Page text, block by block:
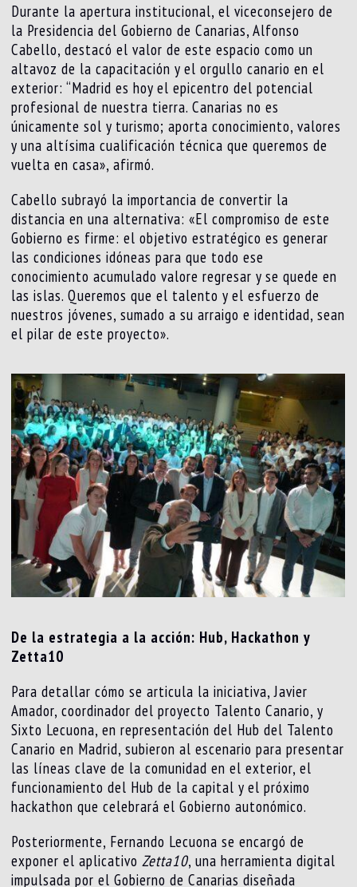
Durante la apertura institucional, el viceconsejero de
la Presidencia del Gobierno de Canarias, Alfonso
Cabello, destacó el valor de este espacio como un
altavoz de la capacitación y el orgullo canario en el
exterior: “Madrid es hoy el epicentro del potencial
profesional de nuestra tierra. Canarias no es
únicamente sol y turismo; aporta conocimiento, valores
y una altísima cualificación técnica que queremos de
vuelta en casa», afirmó.
Cabello subrayó la importancia de convertir la
distancia en una alternativa: «El compromiso de este
Gobierno es firme: el objetivo estratégico es generar
las condiciones idóneas para que todo ese
conocimiento acumulado valore regresar y se quede en
las islas. Queremos que el talento y el esfuerzo de
nuestros jóvenes, sumado a su arraigo e identidad, sean
el pilar de este proyecto».
De la estrategia a la acción: Hub, Hackathon y
Zetta10
Para detallar cómo se articula la iniciativa, Javier
Amador, coordinador del proyecto Talento Canario, y
Sixto Lecuona, en representación del Hub del Talento
Canario en Madrid, subieron al escenario para presentar
las líneas clave de la comunidad en el exterior, el
funcionamiento del Hub de la capital y el próximo
hackathon que celebrará el Gobierno autonómico.
Posteriormente, Fernando Lecuona se encargó de
exponer el aplicativo Zetta10, una herramienta digital
impulsada por el Gobierno de Canarias diseñada